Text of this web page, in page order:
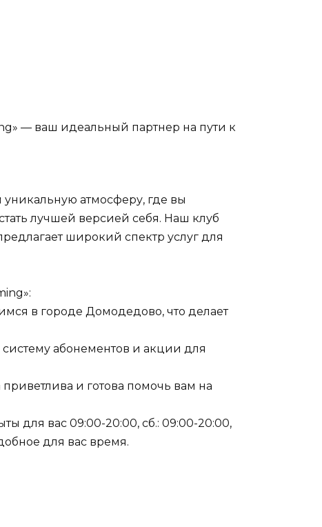
— ваш идеальный партнер на пути к
атмосферу, где вы
лучшей версией себя. Наш клуб
широкий спектр услуг для
в городе Домодедово, что делает
абонементов и акции для
и готова помочь вам на
для вас 09:00-20:00, сб.: 09:00-20:00,
для вас время.